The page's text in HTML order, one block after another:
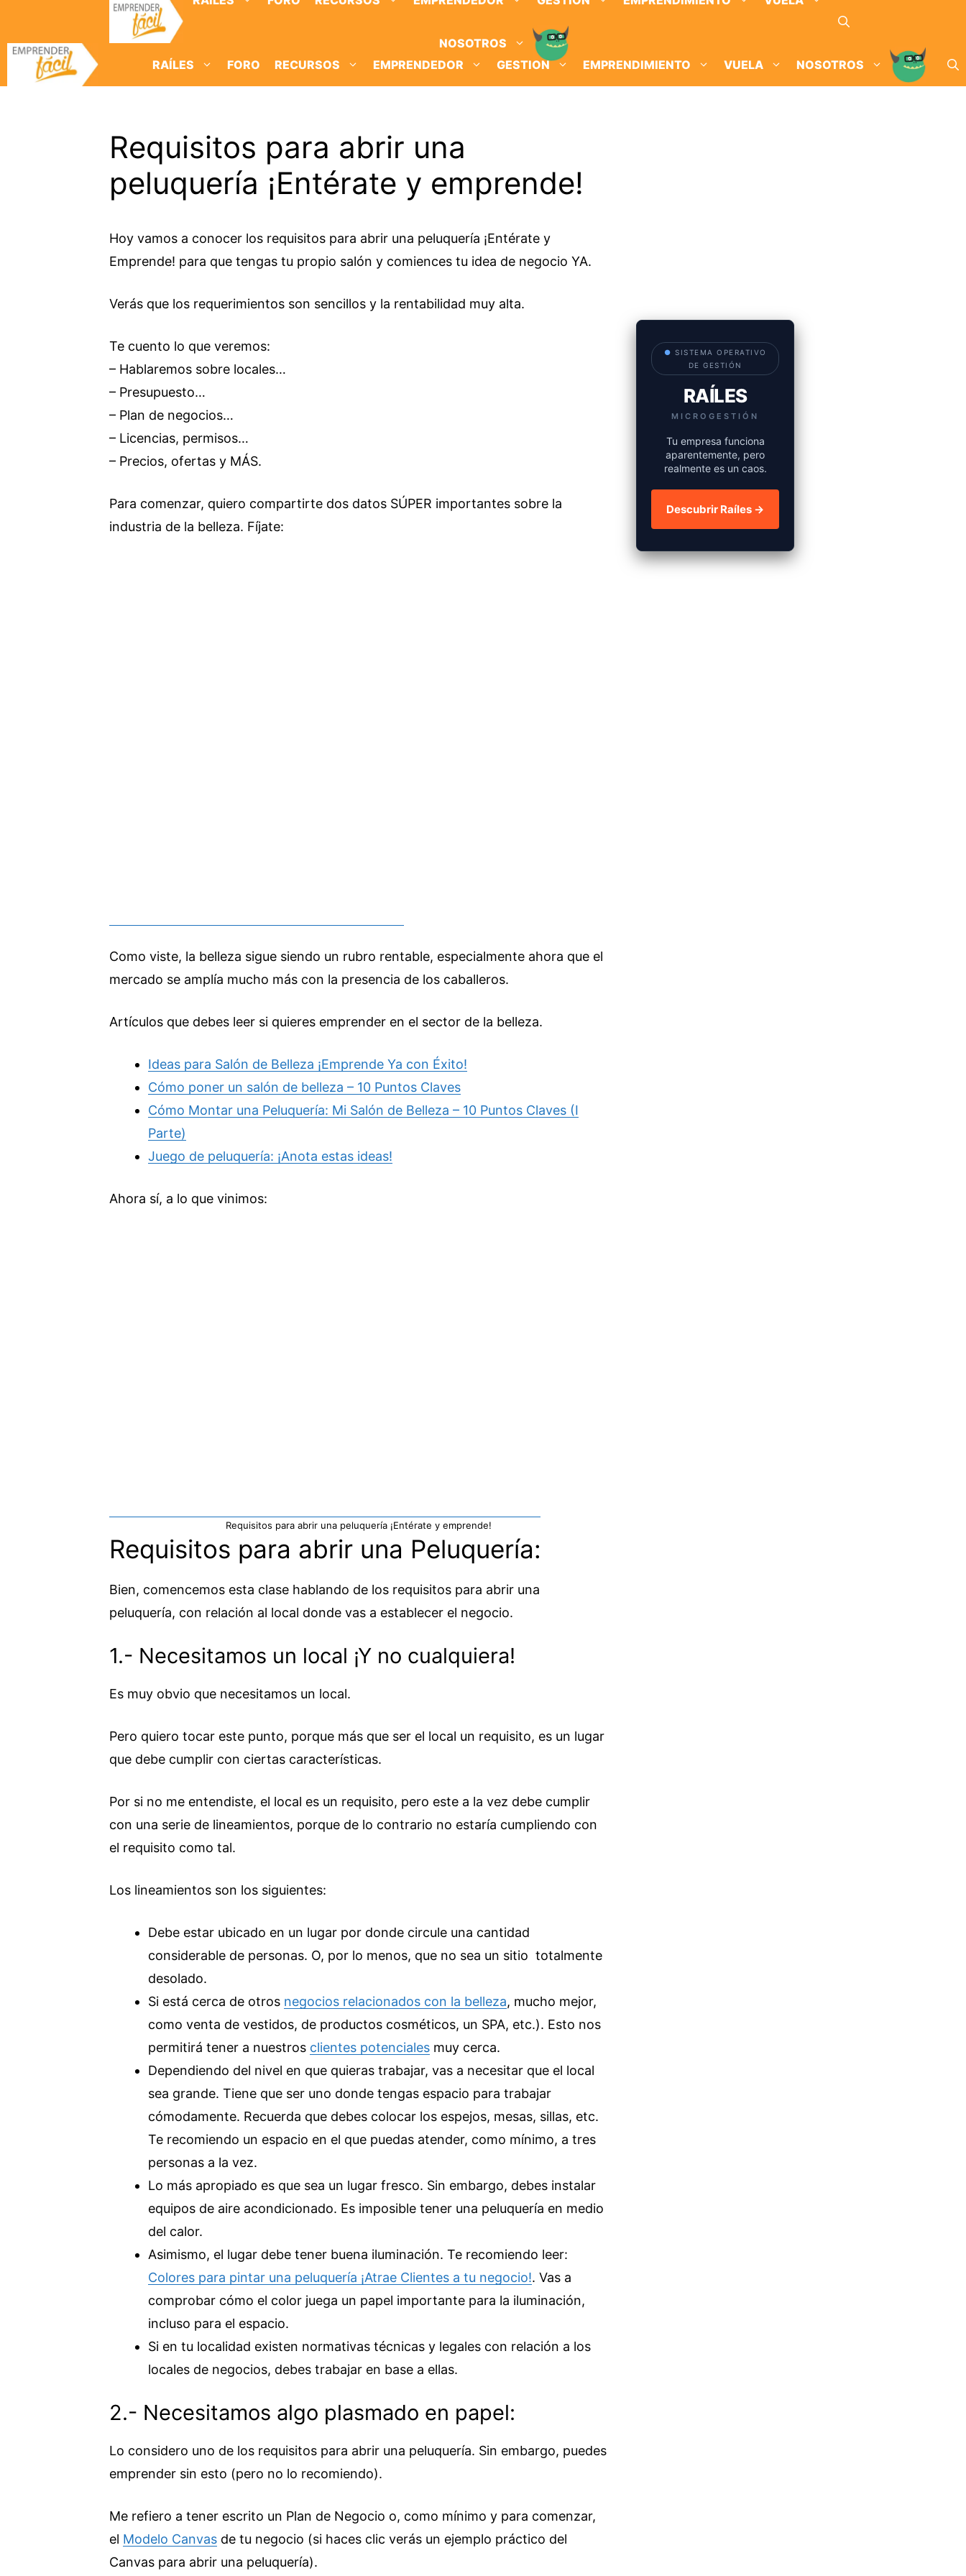
contenido
NOSOTROS
RAÍLES
FORO RECURSOS EMPRENDEDOR GESTION EMPRENDIMIENTO VUELA NOSOTROS
Requisitos para abrir una
peluquería ¡Entérate y emprende!
Hoy vamos a conocer los requisitos para abrir una peluquería ¡Entérate y
Emprende! para que tengas tu propio salón y comiences tu idea de negocio YA.
Verás que los requerimientos son sencillos y la rentabilidad muy alta.
Te cuento lo que veremos:
– Hablaremos sobre locales…
– Presupuesto…
– Plan de negocios…
– Licencias, permisos…
– Precios, ofertas y MÁS.
Para comenzar, quiero compartirte dos datos SÚPER importantes sobre la
industria de la belleza. Fíjate:
Como viste, la belleza sigue siendo un rubro rentable, especialmente ahora que el
mercado se amplía mucho más con la presencia de los caballeros.
Artículos que debes leer si quieres emprender en el sector de la belleza.
Ideas para Salón de Belleza ¡Emprende Ya con Éxito!
Cómo poner un salón de belleza – 10 Puntos Claves
Cómo Montar una Peluquería: Mi Salón de Belleza – 10 Puntos Claves (I
Parte)
Juego de peluquería: ¡Anota estas ideas!
Ahora sí, a lo que vinimos:
Requisitos para abrir una peluquería ¡Entérate y emprende!
Requisitos para abrir una Peluquería:
Bien, comencemos esta clase hablando de los requisitos para abrir una
peluquería, con relación al local donde vas a establecer el negocio.
1.- Necesitamos un local ¡Y no cualquiera!
Es muy obvio que necesitamos un local.
Pero quiero tocar este punto, porque más que ser el local un requisito, es un lugar
que debe cumplir con ciertas características.
Por si no me entendiste, el local es un requisito, pero este a la vez debe cumplir
con una serie de lineamientos, porque de lo contrario no estaría cumpliendo con
el requisito como tal.
Los lineamientos son los siguientes:
Debe estar ubicado en un lugar por donde circule una cantidad
considerable de personas. O, por lo menos, que no sea un sitio totalmente
desolado.
Si está cerca de otros negocios relacionados con la belleza, mucho mejor,
como venta de vestidos, de productos cosméticos, un SPA, etc.). Esto nos
permitirá tener a nuestros clientes potenciales muy cerca.
Dependiendo del nivel en que quieras trabajar, vas a necesitar que el local
sea grande. Tiene que ser uno donde tengas espacio para trabajar
cómodamente. Recuerda que debes colocar los espejos, mesas, sillas, etc.
Te recomiendo un espacio en el que puedas atender, como mínimo, a tres
personas a la vez.
Lo más apropiado es que sea un lugar fresco. Sin embargo, debes instalar
equipos de aire acondicionado. Es imposible tener una peluquería en medio
del calor.
Asimismo, el lugar debe tener buena iluminación. Te recomiendo leer:
Colores para pintar una peluquería ¡Atrae Clientes a tu negocio!. Vas a
comprobar cómo el color juega un papel importante para la iluminación,
incluso para el espacio.
Si en tu localidad existen normativas técnicas y legales con relación a los
locales de negocios, debes trabajar en base a ellas.
2.- Necesitamos algo plasmado en papel:
Lo considero uno de los requisitos para abrir una peluquería. Sin embargo, puedes
emprender sin esto (pero no lo recomiendo).
Me refiero a tener escrito un Plan de Negocio o, como mínimo y para comenzar,
el Modelo Canvas de tu negocio (si haces clic verás un ejemplo práctico del
Canvas para abrir una peluquería).
● SISTEMA OPERATIVO
DE GESTIÓN
RAÍLES
MICROGESTIÓN
Tu empresa funciona
aparentemente, pero
realmente es un caos.
Descubrir Raíles →